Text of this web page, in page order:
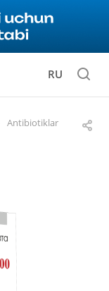
RU
Antibiotiklar